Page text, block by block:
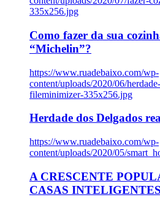
335x256.jpg
Como fazer da sua
“Michelin”?
https://www.ruadebaixo.com/wp-
content/uploads/2020/06/
fileminimizer-335x256.jpg
Herdade dos Delgados
https://www.ruadebaixo.com/wp-
content/uploads/2020/05/
A CRESCENTE
CASAS INTELIGENTES